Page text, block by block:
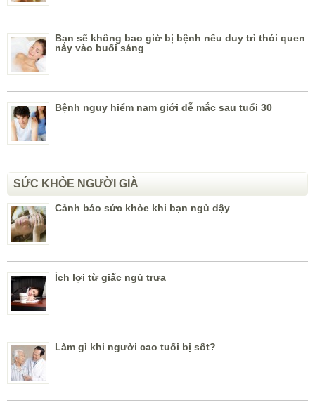
Bạn sẽ không bao giờ bị bệnh nếu duy trì thói quen
này vào buổi sáng
Bệnh nguy hiểm nam giới dễ mắc sau tuổi 30
SỨC KHỎE NGƯỜI GIÀ
Cảnh báo sức khỏe khi bạn ngủ dậy
Ích lợi từ giấc ngủ trưa
Làm gì khi người cao tuổi bị sốt?